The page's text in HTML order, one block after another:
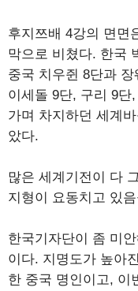
후지쯔배 4강의 면면
막으로 비쳤다. 한국
중국 치우쥔 8단과
이세돌 9단, 구리 9단
가며 차지하던 세계
았다.
많은 세계기전이 다
지형이 요동치고 있
한국기자단이 좀 미
이다. 지명도가 높아
한 중국 명인이고, 이